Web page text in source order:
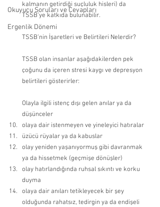
Okuyucu Soruları ve Cevapları
Ergenlik Dönemi
kalmanın getirdiği suçluluk hisleri) da
TSSB’ye katkıda bulunabilir.
TSSB’nin İşaretleri ve Belirtileri Nelerdir?
TSSB olan insanlar aşağıdakilerden pek
çoğunu da içeren stresi kaygı ve depresyon
belirtileri gösterirler:
Olayla ilgili istenç dışı gelen anılar ya da
düşünceler
olaya dair istenmeyen ve yineleyici hatıralar
üzücü rüyalar ya da kabuslar
olay yeniden yaşanıyormuş gibi davranmak
ya da hissetmek (geçmişe dönüşler)
olay hatırlandığında ruhsal sıkıntı ve korku
duyma
olaya dair anıları tetikleyecek bir şey
olduğunda rahatsız, tedirgin ya da endişeli